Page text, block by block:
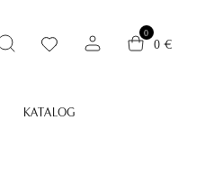
0
0 €
KATALOG